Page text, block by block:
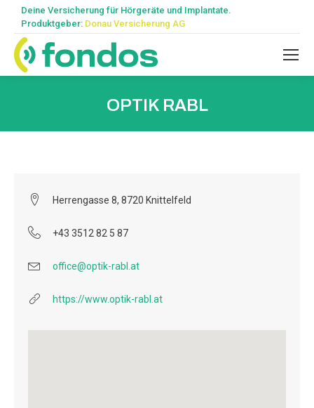
Deine Versicherung für Hörgeräte und Implantate.
Produktgeber: Donau Versicherung AG
OPTIK RABL
Herrengasse 8, 8720 Knittelfeld
+43 3512 82 5 87
office@optik-rabl.at
https://www.optik-rabl.at